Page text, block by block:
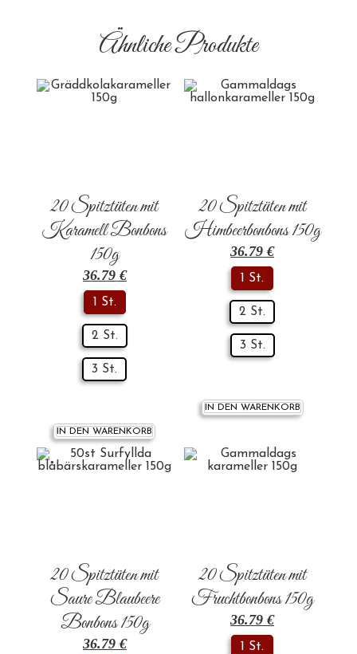
Ähnliche Produkte
20 Spitztüten mit
Karamell Bonbons
150g
36.79 €
1 St.
2 St.
3 St.
IN DEN WARENKORB
20 Spitztüten mit
Himbeerbonbons 150g
36.79€
1 St.
2 St.
3 St.
IN DEN WARENKORB
20 Spitztüten mit
Saure Blaubeere
Bonbons 150g
36.79 €
20 Spitztüten mit
Fruchtbonbons 150g
36.79€
1 St.